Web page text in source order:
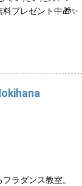
プレゼント中🎁✨️
ラダンス教室。